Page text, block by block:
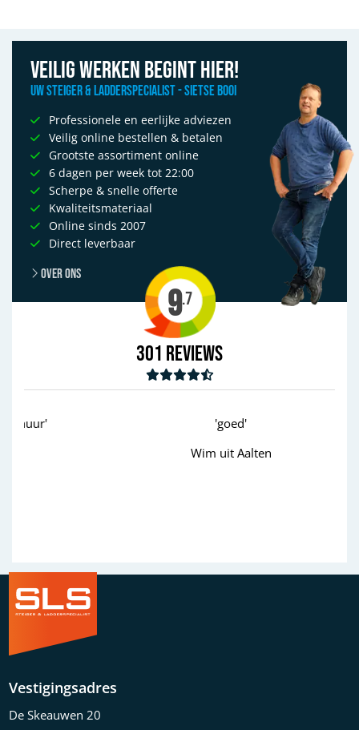
Veilig werken begint hier!
Uw Steiger & Ladderspecialist - Sietse Booi
Professionele en eerlijke adviezen
Veilig online bestellen & betalen
Grootste assortiment online
6 dagen per week tot 22:00
Scherpe & snelle offerte
Kwaliteitsmateriaal
Online sinds 2007
Direct leverbaar
Over ons
9.7
301 Reviews
Wim uit Aalten
Vestigingsadres
De Skeauwen 20